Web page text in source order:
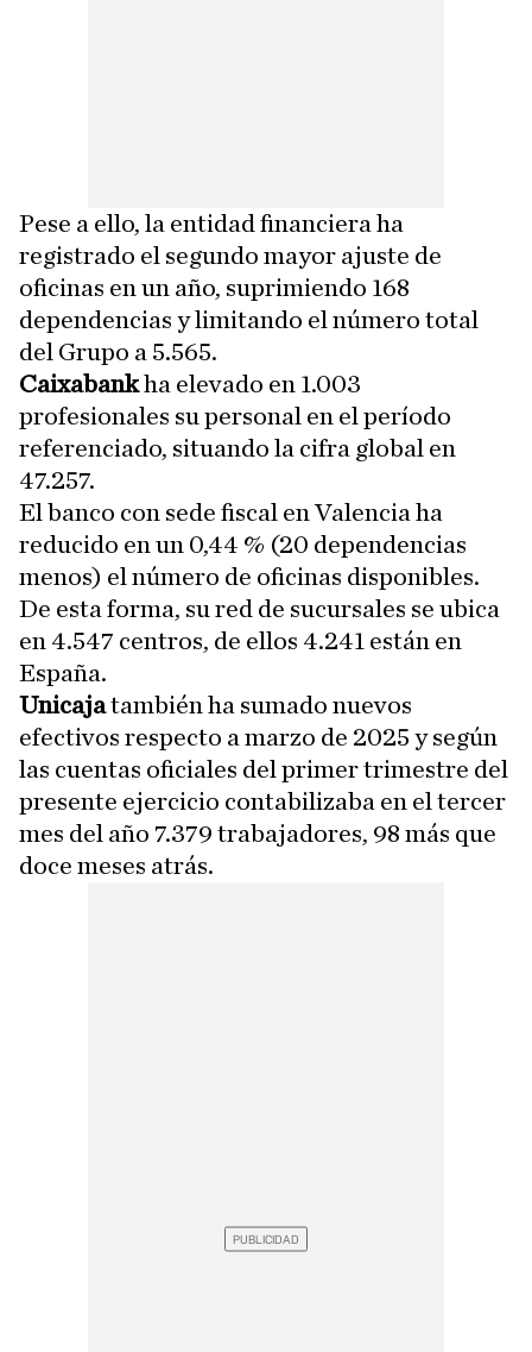
Pese a ello, la entidad financiera ha
registrado el segundo mayor ajuste de
oficinas en un año, suprimiendo 168
dependencias y limitando el número total
del Grupo a 5.565.
Caixabankha elevado en 1.003
profesionales su personal en el período
referenciado, situando la cifra global en
47.257.
El banco con sede fiscal en Valencia ha
reducido en un 0,44 % (20 dependencias
menos) el número de oficinas disponibles.
De esta forma, su red de sucursales se ubica
en 4.547 centros, de ellos 4.241 están en
España.
Unicajatambién ha sumado nuevos
efectivos respecto a marzo de 2025 y según
las cuentas oficiales del primer trimestre del
presente ejercicio contabilizaba en el tercer
mes del año 7.379 trabajadores, 98 más que
doce meses atrás.